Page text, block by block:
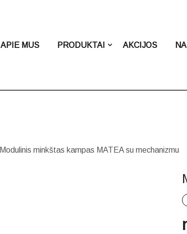
APIE MUS PRODUKTAI AKCIJOS
Modulinis minkštas kampas MATEA su mechanizmu